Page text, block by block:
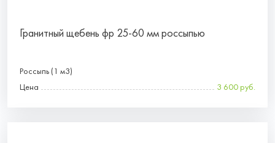
Гранитный щебень фр 25-60 мм россыпью
Россыпь (1 м3)
Цена
3 600 руб.